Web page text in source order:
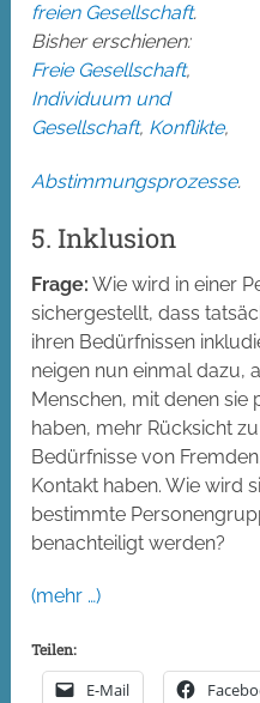
freien Gesellschaft.
Bisher erschienen:
Freie Gesellschaft,
Individuum und
Gesellschaft, Konflikte,
Abstimmungsprozesse.
5. Inklusion
Frage: Wie wird in einer
sichergestellt, dass
ihren Bedürfnissen
neigen nun einmal dazu,
Menschen, mit denen sie
haben, mehr Rücksicht
Bedürfnisse von
Kontakt haben. Wie wird
bestimmte
benachteiligt werden?
(mehr …)
Teilen:
E-Mail